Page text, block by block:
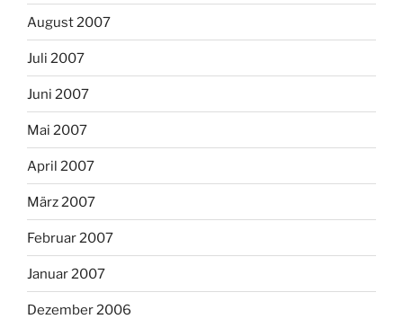
August 2007
Juli 2007
Juni 2007
Mai 2007
April 2007
März 2007
Februar 2007
Januar 2007
Dezember 2006